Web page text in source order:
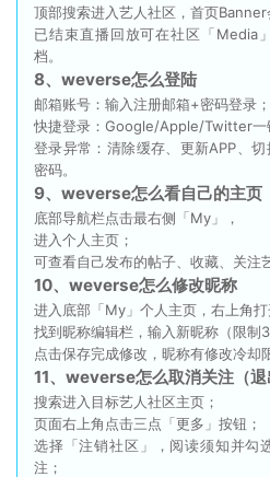
顶部搜索进入艺人社区，首页Banner
已结束直播回放可在社区「Media
档。
8、weverse怎么登陆
邮箱账号：输入注册邮箱+密码登录；
快捷登录：Google/Apple/Twitter一
登录异常：清除缓存、更新APP、
密码。
9、weverse怎么看自己的主页
底部导航栏点击最右侧「My」，
进入个人主页；
可查看自己发布的帖子、收藏、关注
10、weverse怎么修改昵称
进入底部「My」个人主页，右上角打
找到昵称编辑栏，输入新昵称（限制
点击保存完成修改，昵称有修改冷却
11、weverse怎么取消关注（退
搜索进入目标艺人社区主页；
页面右上角点击三点「更多」按钮；
选择「注销社区」，阅读须知并勾
注；